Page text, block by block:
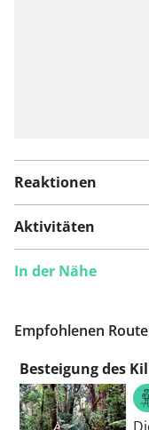
Reaktionen
Aktivitäten
In der Nähe
Empfohlenen